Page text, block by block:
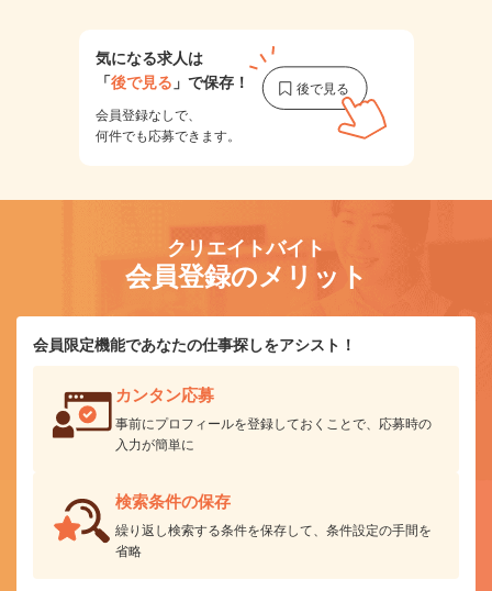
気になる求人は
「後で見る 」で保存！
会員登録なしで、
何件でも応募できます。
クリエイトバイト
会員登録のメリット
会員限定機能であなたの仕事探しをアシスト！
カンタン応募
事前にプロフィールを登録しておくことで、応募時の
入力が簡単に
検索条件の保存
繰り返し検索する条件を保存して、条件設定の手間を
省略